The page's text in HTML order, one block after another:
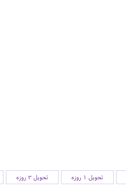
تحویل 1 روزه تحویل 3 روزه